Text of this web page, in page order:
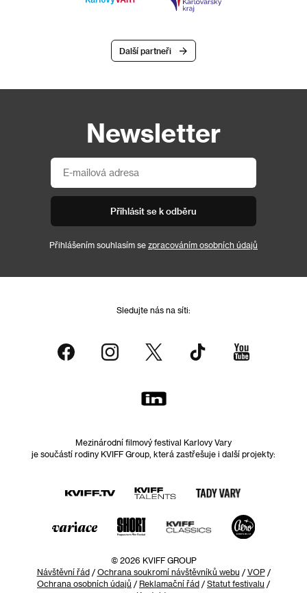
Další partneři
Newsletter
Přihlásit se k odběru
Přihlášením souhlasím se zpracováním osobních údajů
Sledujte nás na síti:
Mezinárodní filmový festival Karlovy Vary
je součástí rodiny KVIFF Group, která zastřešuje i další projekty:
© 2026 KVIFF GROUP
Návštěvní řád/ Ochrana soukromí návštěvníků webu / VOP/
Ochrana osobních údajů / Reklamační řád / Statut festivalu /